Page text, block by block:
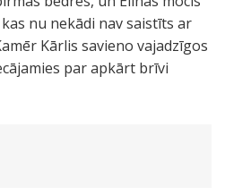
nu nekādi nav saistīts ar
Kārlis savieno vajadzīgos
par apkārt brīvi